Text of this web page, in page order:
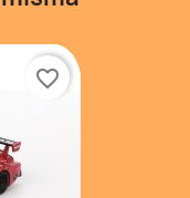
favorite_border